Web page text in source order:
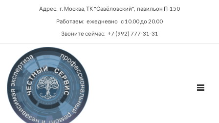
Адрес: г. Москва, ТК "Савёловский", павильон П-150
Работаем: ежедневно с 10.00 до 20.00
Звоните сейчас: +7 (992) 777-31-31